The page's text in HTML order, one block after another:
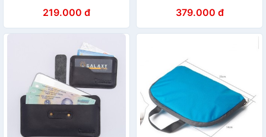
219.000 đ
x 9.5 cm) - Hàng Chính
Hãng
379.000 đ